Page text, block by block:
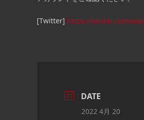
[Twitter] https://twitter.com/
DATE
2022 4月 20